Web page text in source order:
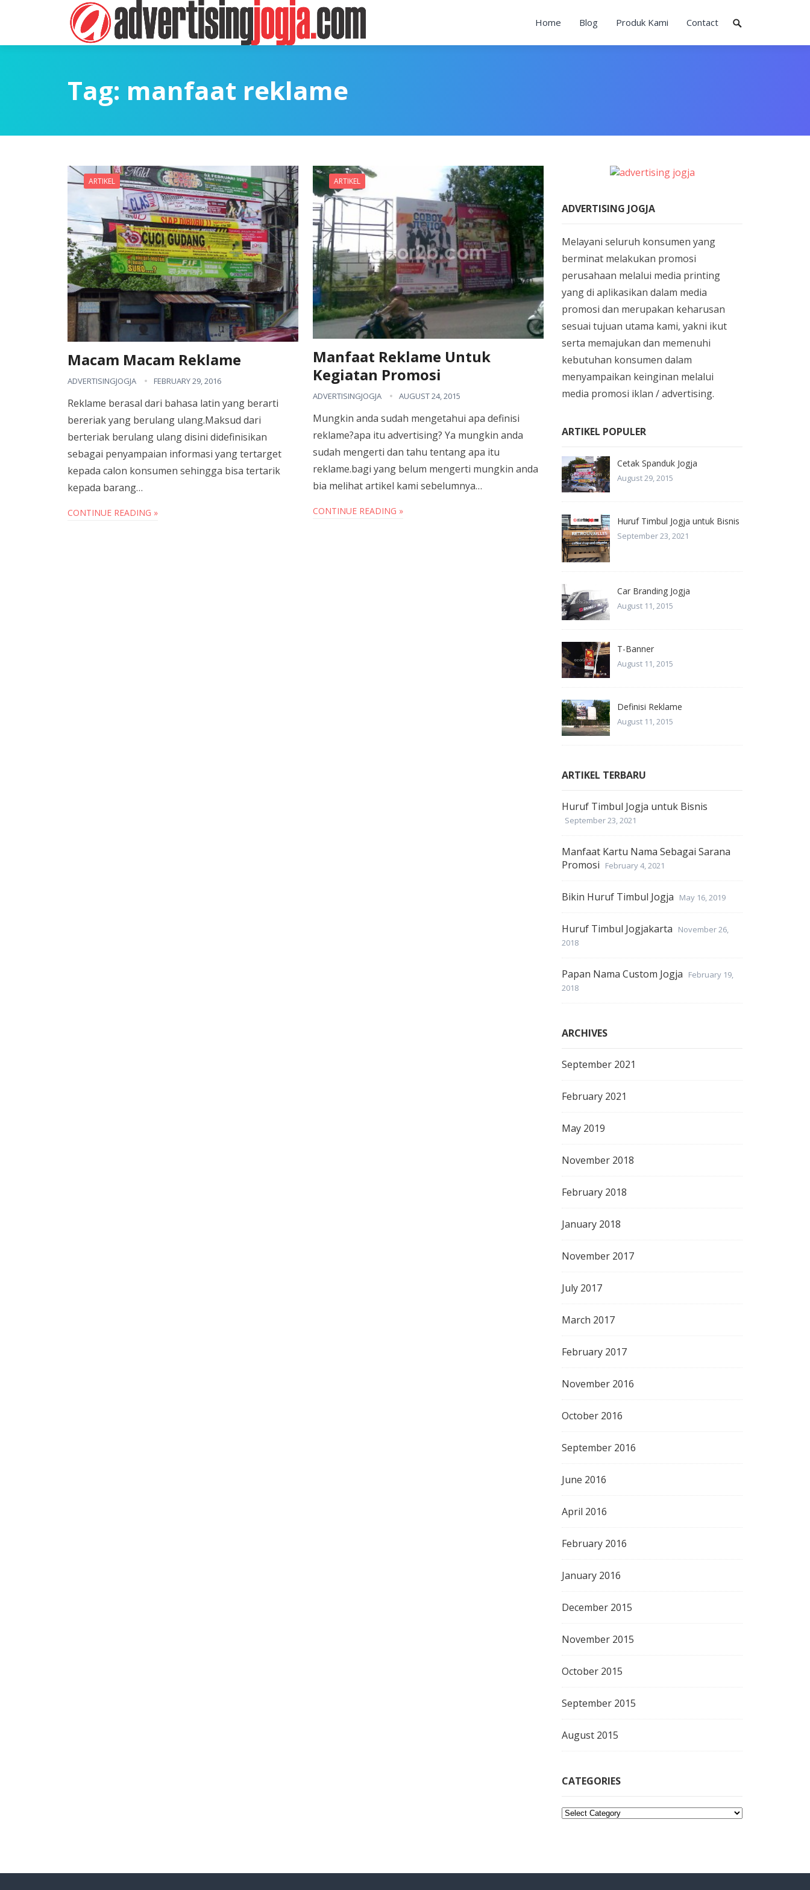
Home Blog Produk Kami Contact
Tag: manfaat reklame
ARTIKEL
Macam Macam Reklame
ADVERTISINGJOGJA FEBRUARY 29, 2016
Reklame berasal dari bahasa latin yang berarti
bereriak yang berulang ulang.Maksud dari
berteriak berulang ulang disini didefinisikan
sebagai penyampaian informasi yang tertarget
kepada calon konsumen sehingga bisa tertarik
kepada barang…
CONTINUE READING »
ARTIKEL
Manfaat Reklame Untuk
Kegiatan Promosi
ADVERTISINGJOGJA AUGUST 24, 2015
Mungkin anda sudah mengetahui apa definisi
reklame?apa itu advertising? Ya mungkin anda
sudah mengerti dan tahu tentang apa itu
reklame.bagi yang belum mengerti mungkin anda
bia melihat artikel kami sebelumnya…
CONTINUE READING »
ADVERTISING JOGJA
Melayani seluruh konsumen yang
berminat melakukan promosi
perusahaan melalui media printing
yang di aplikasikan dalam media
promosi dan merupakan keharusan
sesuai tujuan utama kami, yakni ikut
serta memajukan dan memenuhi
kebutuhan konsumen dalam
menyampaikan keinginan melalui
media promosi iklan / advertising.
ARTIKEL POPULER
Cetak Spanduk Jogja
August 29, 2015
Huruf Timbul Jogja untuk Bisnis
September 23, 2021
Car Branding Jogja
August 11, 2015
T-Banner
August 11, 2015
Definisi Reklame
August 11, 2015
ARTIKEL TERBARU
Huruf Timbul Jogja untuk Bisnis
September 23, 2021
Manfaat Kartu Nama Sebagai Sarana
Promosi
February 4, 2021
Bikin Huruf Timbul Jogja May 16, 2019
Huruf Timbul Jogjakarta
November 26,
2018
Papan Nama Custom Jogja
February 19,
2018
ARCHIVES
September 2021
February 2021
May 2019
November 2018
February 2018
January 2018
November 2017
July 2017
March 2017
February 2017
November 2016
October 2016
September 2016
June 2016
April 2016
February 2016
January 2016
December 2015
November 2015
October 2015
September 2015
August 2015
CATEGORIES
C